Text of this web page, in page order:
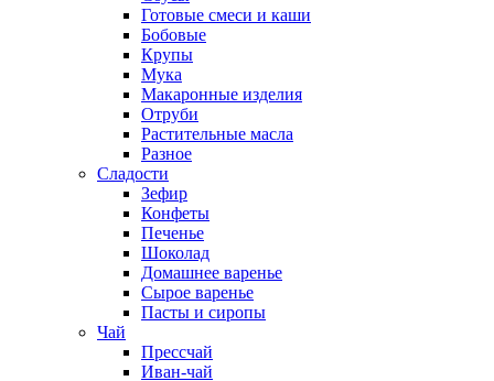
Готовые смеси и каши
Бобовые
Крупы
Мука
Макаронные изделия
Отруби
Растительные масла
Разное
Сладости
Зефир
Конфеты
Печенье
Шоколад
Домашнее варенье
Сырое варенье
Пасты и сиропы
Чай
Прессчай
Иван-чай